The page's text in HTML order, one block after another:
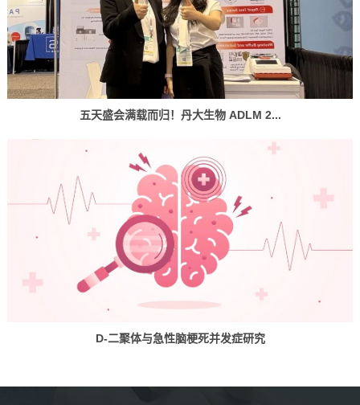
五天盛会满载而归！丹大生物 ADLM 2...
D-二聚体与急性脑梗死并发症研究